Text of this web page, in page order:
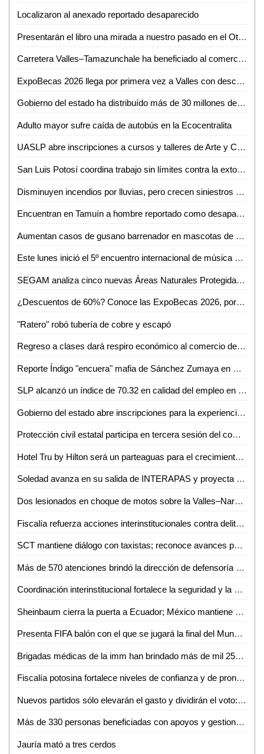
Localizaron al anexado reportado desaparecido
Presentarán el libro una mirada a nuestro pasado en el Othoniano
Carretera Valles–Tamazunchale ha beneficiado al comercio y turismo de Tamazunchale: CANACO
ExpoBecas 2026 llega por primera vez a Valles con descuentos de hasta 60% para estudiantes
Gobierno del estado ha distribuído más de 30 millones de litros de agua
Adulto mayor sufre caída de autobús en la Ecocentralita
UASLP abre inscripciones a cursos y talleres de Arte y Cultura para el semestre agosto-diciembre 2026
San Luis Potosí coordina trabajo sin límites contra la extorsión
Disminuyen incendios por lluvias, pero crecen siniestros en viviendas de SLP: Bomberos
Encuentran en Tamuín a hombre reportado como desaparecido en Tamasopo
Aumentan casos de gusano barrenador en mascotas de Ciudad Valles
Este lunes inició el 5º encuentro internacional de música de cámara
SEGAM analiza cinco nuevas Áreas Naturales Protegidas para frenar la deforestación en San Luis Potosí
¿Descuentos de 60%? Conoce las ExpoBecas 2026, por primera vez en Ciudad Valles
"Ratero" robó tubería de cobre y escapó
Regreso a clases dará respiro económico al comercio de Ciudad Valles: Canaco
Reporte Índigo "encuera" mafia de Sánchez Zumaya en Pemex
SLP alcanzó un índice de 70.32 en calidad del empleo en el primer trimestre de 2026
Gobierno del estado abre inscripciones para la experiencia Toyota en ventas
Protección civil estatal participa en tercera sesión del comité técnico estatal de manejo del fuego
Hotel Tru by Hilton será un parteaguas para el crecimiento de Ciudad Valles: Sedeco
Soledad avanza en su salida de INTERAPAS y proyecta nuevas obras para la zona oriente
Dos lesionados en choque de motos sobre la Valles–Naranjo
Fiscalía refuerza acciones interinstitucionales contra delito de extorsión
SCT mantiene diálogo con taxistas; reconoce avances pero persisten malas prácticas
Más de 570 atenciones brindó la dirección de defensoría social durante mayo y junio en Ciudad Valles
Coordinación interinstitucional fortalece la seguridad y la paz en San Luis Potosí
Sheinbaum cierra la puerta a Ecuador; México mantiene demanda internacional
Presenta FIFA balón con el que se jugará la final del Mundial 2026
Brigadas médicas de la imm han brindado más de mil 250 atenciones gratuitas en Ciudad Valles
Fiscalía potosina fortalece niveles de confianza y de pronta atención ciudadana
Nuevos partidos sólo elevarán el gasto y dividirán el voto: Carlos Solares
Más de 330 personas beneficiadas con apoyos y gestiones de atención ciudadana durante junio
Jauría mató a tres cerdos